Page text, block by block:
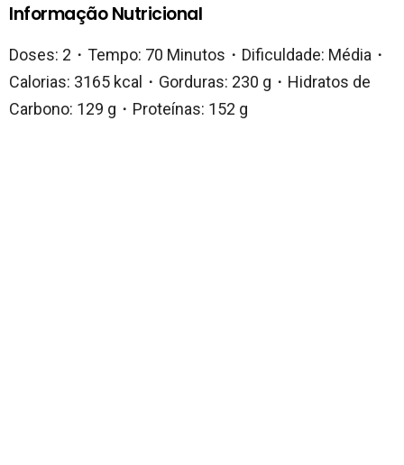
Informação Nutricional
Doses: 2・Tempo: 70 Minutos・Dificuldade: Média・
Calorias: 3165 kcal・Gorduras: 230 g・Hidratos de
Carbono: 129 g・Proteínas: 152 g